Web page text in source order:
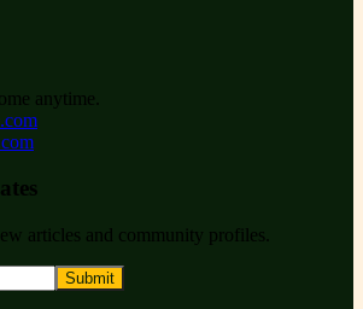
anytime.
articles and community profiles.
Submit